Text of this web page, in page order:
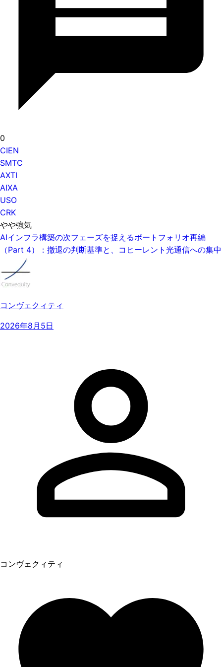
0
CIEN
SMTC
AXTI
AIXA
USO
CRK
やや強気
AIインフラ構築の次フェーズを捉えるポートフォリオ再編
（Part 4）：撤退の判断基準と、コヒーレント光通信への集中
コンヴェクィティ
2026年8月5日
コンヴェクィティ